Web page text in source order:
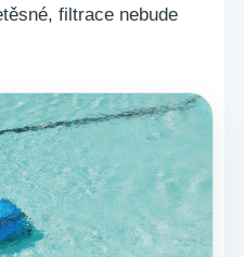
filtrace nebude